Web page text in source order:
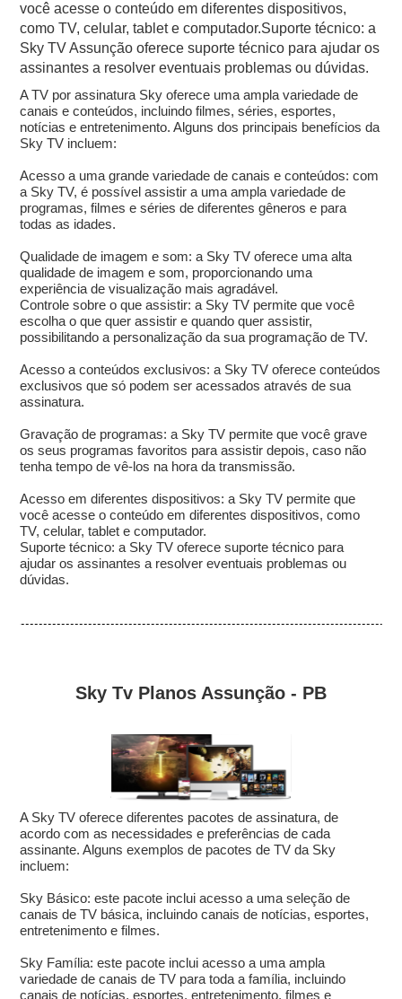
você acesse o conteúdo em diferentes dispositivos,
como TV, celular, tablet e computador.Suporte técnico: a
Sky TV Assunção oferece suporte técnico para ajudar os
assinantes a resolver eventuais problemas ou dúvidas.
A TV por assinatura Sky oferece uma ampla variedade de
canais e conteúdos, incluindo filmes, séries, esportes,
notícias e entretenimento. Alguns dos principais benefícios da
Sky TV incluem:
Acesso a uma grande variedade de canais e conteúdos: com
a Sky TV, é possível assistir a uma ampla variedade de
programas, filmes e séries de diferentes gêneros e para
todas as idades.
Qualidade de imagem e som: a Sky TV oferece uma alta
qualidade de imagem e som, proporcionando uma
experiência de visualização mais agradável.
Controle sobre o que assistir: a Sky TV permite que você
escolha o que quer assistir e quando quer assistir,
possibilitando a personalização da sua programação de TV.
Acesso a conteúdos exclusivos: a Sky TV oferece conteúdos
exclusivos que só podem ser acessados através de sua
assinatura.
Gravação de programas: a Sky TV permite que você grave
os seus programas favoritos para assistir depois, caso não
tenha tempo de vê-los na hora da transmissão.
Acesso em diferentes dispositivos: a Sky TV permite que
você acesse o conteúdo em diferentes dispositivos, como
TV, celular, tablet e computador.
Suporte técnico: a Sky TV oferece suporte técnico para
ajudar os assinantes a resolver eventuais problemas ou
dúvidas.
Sky Tv Planos Assunção - PB
A Sky TV oferece diferentes pacotes de assinatura, de
acordo com as necessidades e preferências de cada
assinante. Alguns exemplos de pacotes de TV da Sky
incluem:
Sky Básico: este pacote inclui acesso a uma seleção de
canais de TV básica, incluindo canais de notícias, esportes,
entretenimento e filmes.
Sky Família: este pacote inclui acesso a uma ampla
variedade de canais de TV para toda a família, incluindo
canais de notícias, esportes, entretenimento, filmes e